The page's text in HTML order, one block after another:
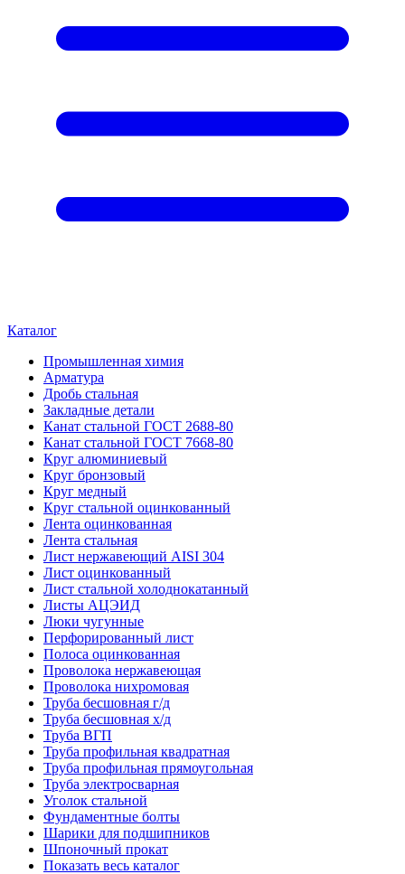
Каталог
Промышленная химия
Арматура
Дробь стальная
Закладные детали
Канат стальной ГОСТ 2688-80
Канат стальной ГОСТ 7668-80
Круг алюминиевый
Круг бронзовый
Круг медный
Круг стальной оцинкованный
Лента оцинкованная
Лента стальная
Лист нержавеющий AISI 304
Лист оцинкованный
Лист стальной холоднокатанный
Листы АЦЭИД
Люки чугунные
Перфорированный лист
Полоса оцинкованная
Проволока нержавеющая
Проволока нихромовая
Труба бесшовная г/д
Труба бесшовная х/д
Труба ВГП
Труба профильная квадратная
Труба профильная прямоугольная
Труба электросварная
Уголок стальной
Фундаментные болты
Шарики для подшипников
Шпоночный прокат
Показать весь каталог